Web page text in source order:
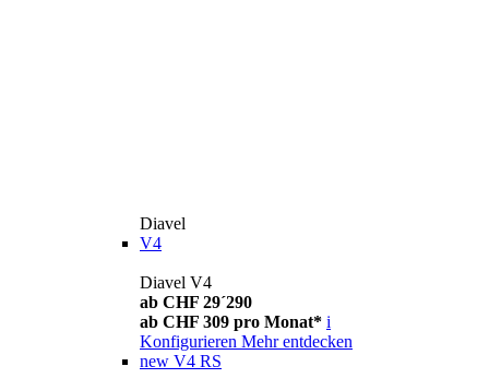
Diavel
V4
Diavel V4
ab CHF 29´290
ab CHF 309 pro Monat* i
Konfigurieren Mehr entdecken
new V4 RS